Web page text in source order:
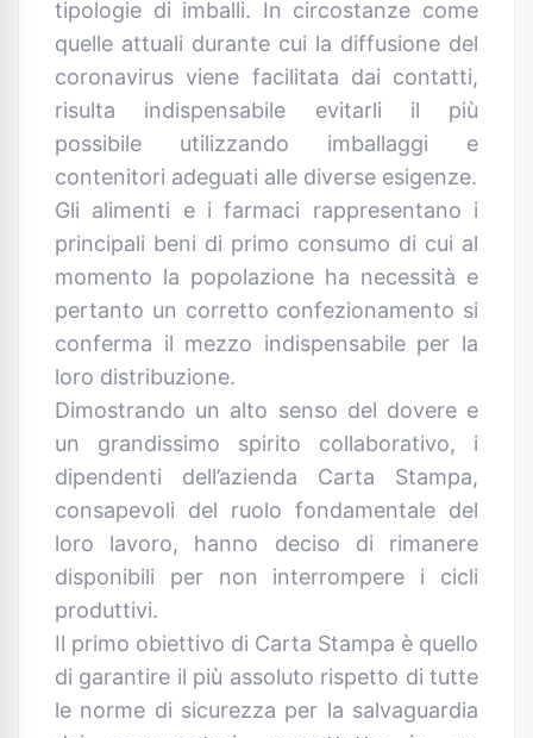
tipologie di imballi. In circostanze come
quelle attuali durante cui la diffusione del
coronavirus viene facilitata dai contatti,
risulta indispensabile evitarli il più
possibile utilizzando imballaggi e
contenitori adeguati alle diverse esigenze.
Gli alimenti e i farmaci rappresentano i
principali beni di primo consumo di cui al
momento la popolazione ha necessità e
pertanto un corretto confezionamento si
conferma il mezzo indispensabile per la
loro distribuzione.
Dimostrando un alto senso del dovere e
un grandissimo spirito collaborativo, i
dipendenti dell’azienda Carta Stampa,
consapevoli del ruolo fondamentale del
loro lavoro, hanno deciso di rimanere
disponibili per non interrompere i cicli
produttivi.
Il primo obiettivo di Carta Stampa è quello
di garantire il più assoluto rispetto di tutte
le norme di sicurezza per la salvaguardia